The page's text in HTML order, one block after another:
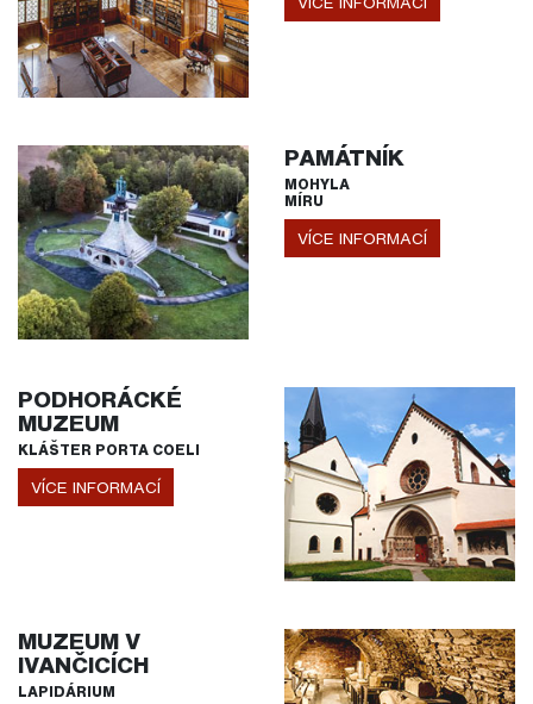
PAMÁTNÍK
MOHYLA
MÍRU
VÍCE INFORMACÍ
PODHORÁCKÉ
MUZEUM
KLÁŠTER PORTA COELI
VÍCE INFORMACÍ
MUZEUM V
IVANČICÍCH
LAPIDÁRIUM